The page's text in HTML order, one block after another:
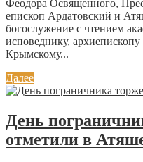
Феодора Освященного,
епископ Ардатовский и
богослужение с чтением
исповеднику,
Крымскому...
Далее
День
отметили в